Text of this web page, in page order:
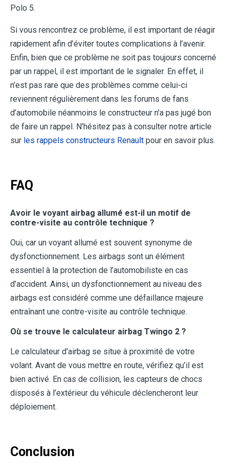
Polo 5.
Si vous rencontrez ce problème, il est important de réagir
rapidement afin d’éviter toutes complications à l’avenir.
Enfin, bien que ce problème ne soit pas toujours concerné
par un rappel, il est important de le signaler. En effet, il
n’est pas rare que des problèmes comme celui-ci
reviennent régulièrement dans les forums de fans
d’automobile néanmoins le constructeur n'a pas jugé bon
de faire un rappel. N’hésitez pas à consulter notre article
sur les rappels constructeurs Renault pour en savoir plus.
FAQ
Avoir le voyant airbag allumé est-il un motif de
contre-visite au contrôle technique ?
Oui, car un voyant allumé est souvent synonyme de
dysfonctionnement. Les airbags sont un élément
essentiel à la protection de l’automobiliste en cas
d’accident. Ainsi, un dysfonctionnement au niveau des
airbags est considéré comme une défaillance majeure
entraînant une contre-visite au contrôle technique.
Où se trouve le calculateur airbag Twingo 2 ?
Le calculateur d'airbag se situe à proximité de votre
volant. Avant de vous mettre en route, vérifiez qu’il est
bien activé. En cas de collision, les capteurs de chocs
disposés à l’extérieur du véhicule déclencheront leur
déploiement.
Conclusion